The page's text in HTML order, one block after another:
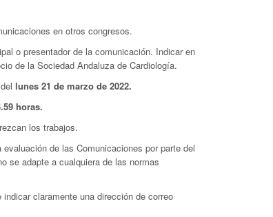
en otros congresos.
o presentador de la comunicación. Indicar en
de la Sociedad Andaluza de Cardiología.
lunes 21 de marzo de 2022.
horas.
los trabajos.
de las Comunicaciones por parte del
se adapte a cualquiera de las normas
claramente una dirección de correo